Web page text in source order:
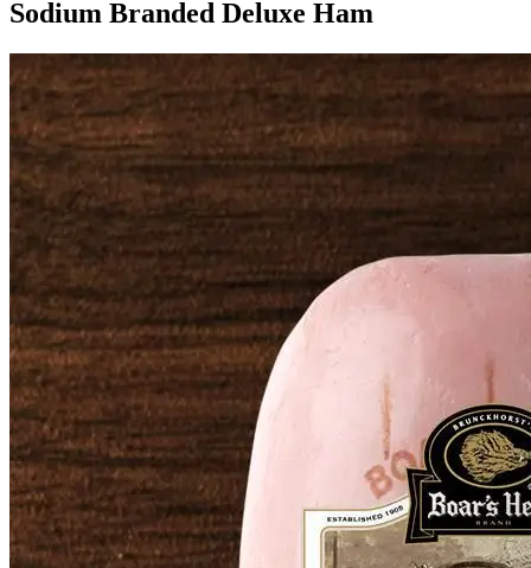
Sodium Branded Deluxe Ham